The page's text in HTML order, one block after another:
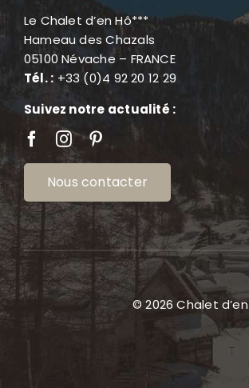
Le Chalet d’en Hô***
Hameau des Chazals
05100 Névache – FRANCE
Tél. : +33 (0)4 92 20 12 29
Suivez notre actualité :
Nous contacter
© 2026 Chalet